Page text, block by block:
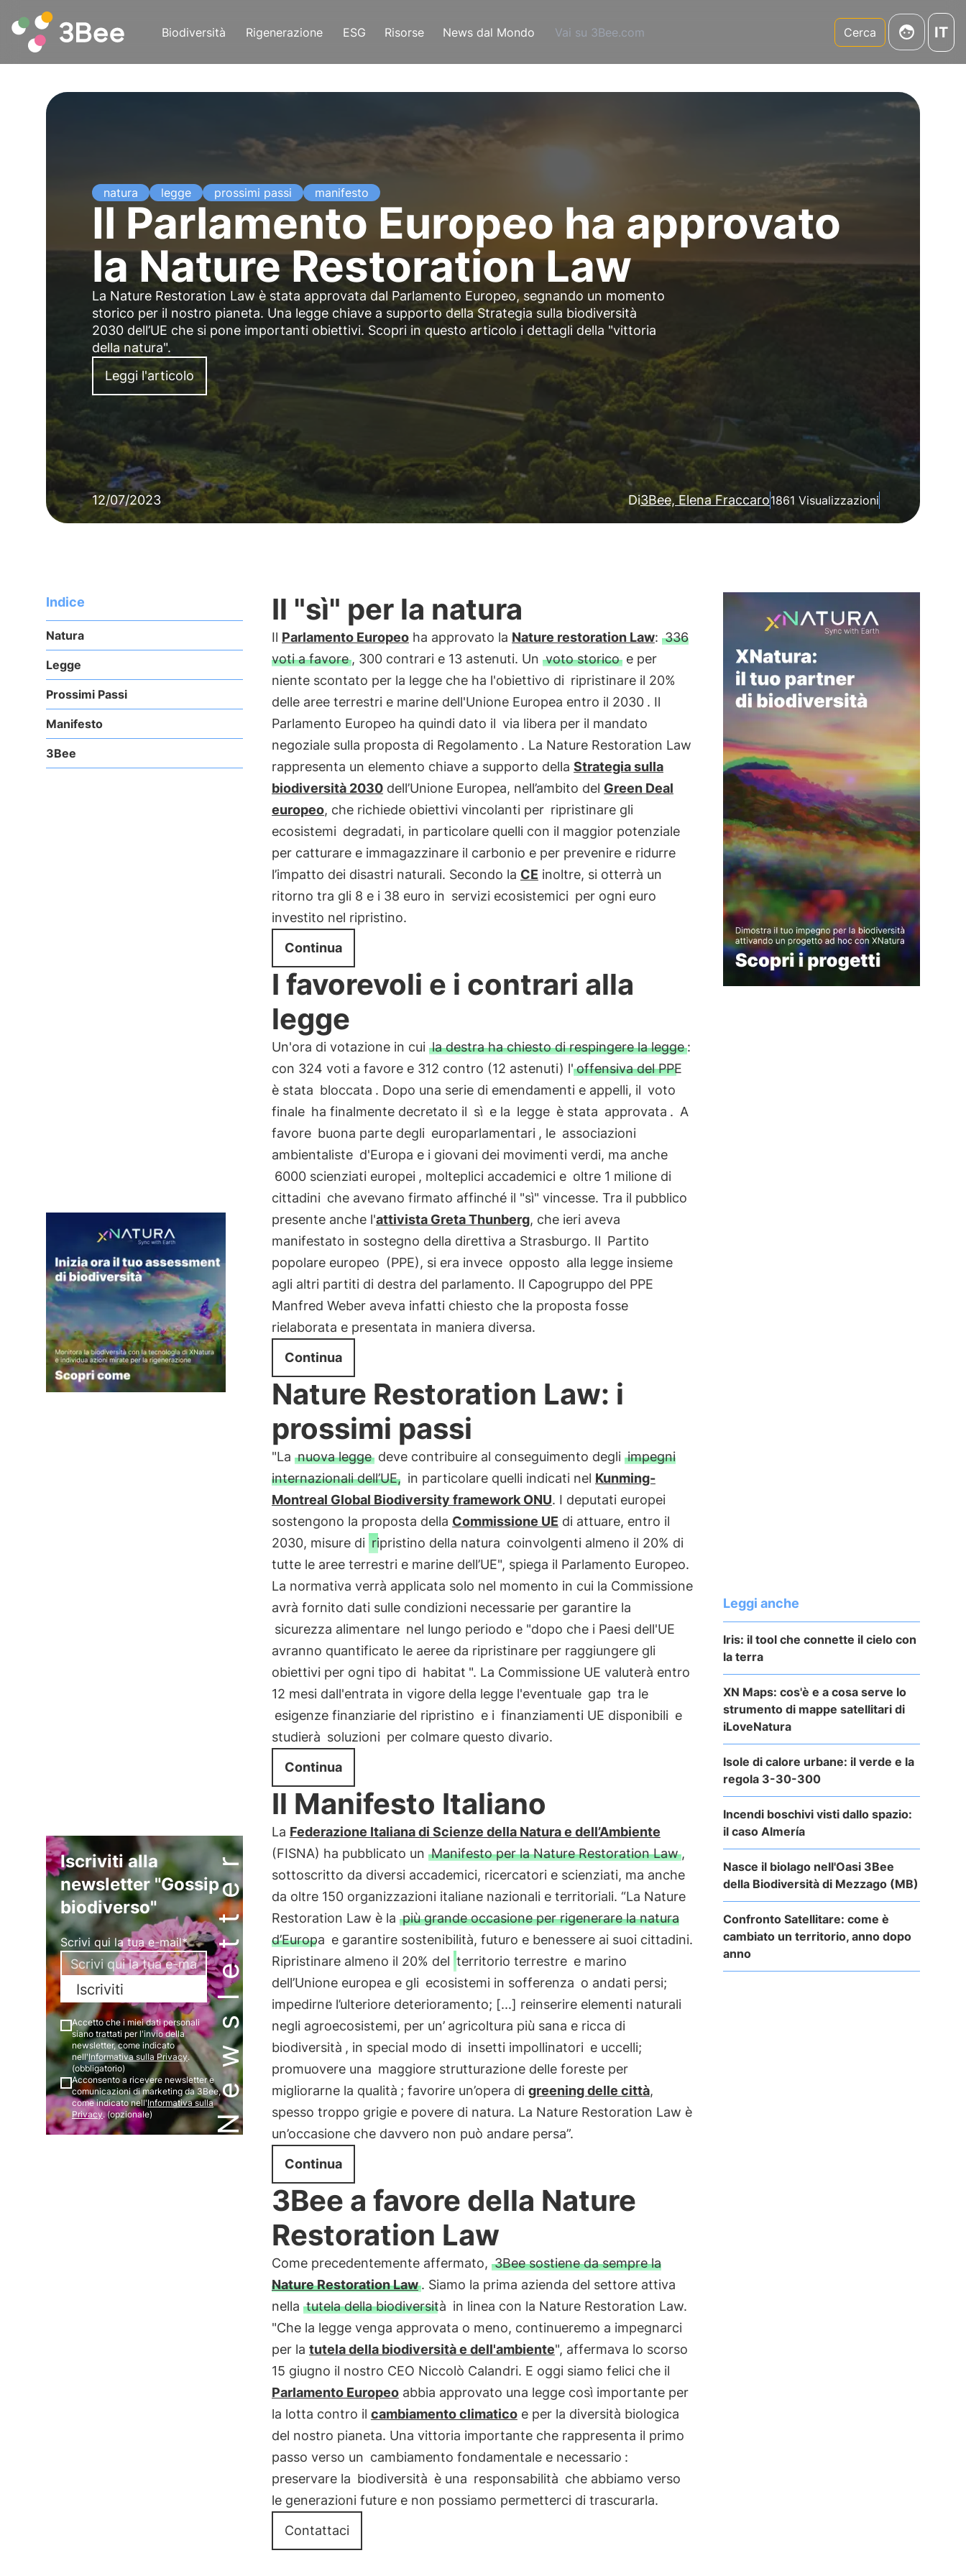
Biodiversità Rigenerazione ESG Risorse News dal Mondo Vai su 3Bee.com Cerca IT
natura legge prossimi passi manifesto
Il Parlamento Europeo ha approvato
la Nature Restoration Law
La Nature Restoration Law è stata approvata dal Parlamento Europeo, segnando un momento
storico per il nostro pianeta. Una legge chiave a supporto della Strategia sulla biodiversità
2030 dell’UE che si pone importanti obiettivi. Scopri in questo articolo i dettagli della "vittoria
della natura".
Leggi l'articolo
12/07/2023 Di3Bee, Elena Fraccaro1861 Visualizzazioni
Indice
Natura
Legge
Prossimi Passi
Manifesto
3Bee
Newsletter
Iscriviti alla
newsletter "Gossip
biodiverso"
Scrivi qui la tua e-mail*
Iscriviti
Accetto che i miei dati personali
siano trattati per l'invio della
newsletter, come indicato
nell'Informativa sulla Privacy.
(obbligatorio)
Acconsento a ricevere newsletter e
comunicazioni di marketing da 3Bee,
come indicato nell'Informativa sulla
Privacy. (opzionale)
Il "sì" per la natura
Il Parlamento Europeoha approvato la Nature restoration Law: 336
voti a favore, 300 contrari e 13 astenuti. Un voto storicoe per
niente scontato per la legge che ha l'obiettivo di ripristinare il 20%
delle aree terrestri e marine dell'Unione Europea entro il 2030 . Il
Parlamento Europeo ha quindi dato il via libera per il mandato
negoziale sulla proposta di Regolamento . La Nature Restoration Law
rappresenta un elemento chiave a supporto della Strategia sulla
biodiversità 2030dell’Unione Europea, nell’ambito del Green Deal
europeo, che richiede obiettivi vincolanti per ripristinare gli
ecosistemi degradati, in particolare quelli con il maggior potenziale
per catturare e immagazzinare il carbonio e per prevenire e ridurre
l’impatto dei disastri naturali. Secondo la CE inoltre, si otterrà un
ritorno tra gli 8 e i 38 euro in servizi ecosistemici per ogni euro
investito nel ripristino.
Continua
I favorevoli e i contrari alla
legge
Un'ora di votazione in cui la destra ha chiesto di respingere la legge:
con 324 voti a favore e 312 contro (12 astenuti) l' offensiva del PPE
è stata bloccata . Dopo una serie di emendamenti e appelli, il voto
finale ha finalmente decretato il sì e la legge è stata approvata . A
favore buona parte degli europarlamentari , le associazioni
ambientaliste d'Europa e i giovani dei movimenti verdi, ma anche
6000 scienziati europei , molteplici accademici e oltre 1 milione di
cittadini che avevano firmato affinché il "sì" vincesse. Tra il pubblico
presente anche l'attivista Greta Thunberg, che ieri aveva
manifestato in sostegno della direttiva a Strasburgo. Il Partito
popolare europeo (PPE), si era invece opposto alla legge insieme
agli altri partiti di destra del parlamento. Il Capogruppo del PPE
Manfred Weber aveva infatti chiesto che la proposta fosse
rielaborata e presentata in maniera diversa.
Continua
Nature Restoration Law: i
prossimi passi
"La nuova leggedeve contribuire al conseguimento degli impegni
internazionali dell’UE, in particolare quelli indicati nel Kunming-
Montreal Global Biodiversity framework ONU. I deputati europei
sostengono la proposta della Commissione UE di attuare, entro il
2030, misure di ripristino della natura coinvolgenti almeno il 20% di
tutte le aree terrestri e marine dell’UE", spiega il Parlamento Europeo.
La normativa verrà applicata solo nel momento in cui la Commissione
avrà fornito dati sulle condizioni necessarie per garantire la
sicurezza alimentare nel lungo periodo e "dopo che i Paesi dell'UE
avranno quantificato le aeree da ripristinare per raggiungere gli
obiettivi per ogni tipo di habitat ". La Commissione UE valuterà entro
12 mesi dall'entrata in vigore della legge l'eventuale gap tra le
esigenze finanziarie del ripristino e i finanziamenti UE disponibili e
studierà soluzioni per colmare questo divario.
Continua
Il Manifesto Italiano
La Federazione Italiana di Scienze della Natura e dell’Ambiente
(FISNA) ha pubblicato un Manifesto per la Nature Restoration Law,
sottoscritto da diversi accademici, ricercatori e scienziati, ma anche
da oltre 150 organizzazioni italiane nazionali e territoriali. “La Nature
Restoration Law è la più grande occasione per rigenerare la natura
d’Europa e garantire sostenibilità, futuro e benessere ai suoi cittadini.
Ripristinare almeno il 20% del territorio terrestre e marino
dell’Unione europea e gli ecosistemi in sofferenza o andati persi;
impedirne l’ulteriore deterioramento; [...] reinserire elementi naturali
negli agroecosistemi, per un’ agricoltura più sana e ricca di
biodiversità , in special modo di insetti impollinatori e uccelli;
promuovere una maggiore strutturazione delle foreste per
migliorarne la qualità ; favorire un’opera di greening delle città,
spesso troppo grigie e povere di natura. La Nature Restoration Law è
un’occasione che davvero non può andare persa”.
Continua
3Bee a favore della Nature
Restoration Law
Come precedentemente affermato, 3Bee sostiene da sempre la
Nature Restoration Law. Siamo la prima azienda del settore attiva
nella tutela della biodiversità in linea con la Nature Restoration Law.
"Che la legge venga approvata o meno, continueremo a impegnarci
per la tutela della biodiversità e dell'ambiente", affermava lo scorso
15 giugno il nostro CEO Niccolò Calandri. E oggi siamo felici che il
Parlamento Europeoabbia approvato una legge così importante per
la lotta contro il cambiamento climaticoe per la diversità biologica
del nostro pianeta. Una vittoria importante che rappresenta il primo
passo verso un cambiamento fondamentale e necessario :
preservare la biodiversità è una responsabilità che abbiamo verso
le generazioni future e non possiamo permetterci di trascurarla.
Contattaci
Leggi anche
Iris: il tool che connette il cielo con
la terra
XN Maps: cos'è e a cosa serve lo
strumento di mappe satellitari di
iLoveNatura
Isole di calore urbane: il verde e la
regola 3-30-300
Incendi boschivi visti dallo spazio:
il caso Almería
Nasce il biolago nell'Oasi 3Bee
della Biodiversità di Mezzago (MB)
Confronto Satellitare: come è
cambiato un territorio, anno dopo
anno